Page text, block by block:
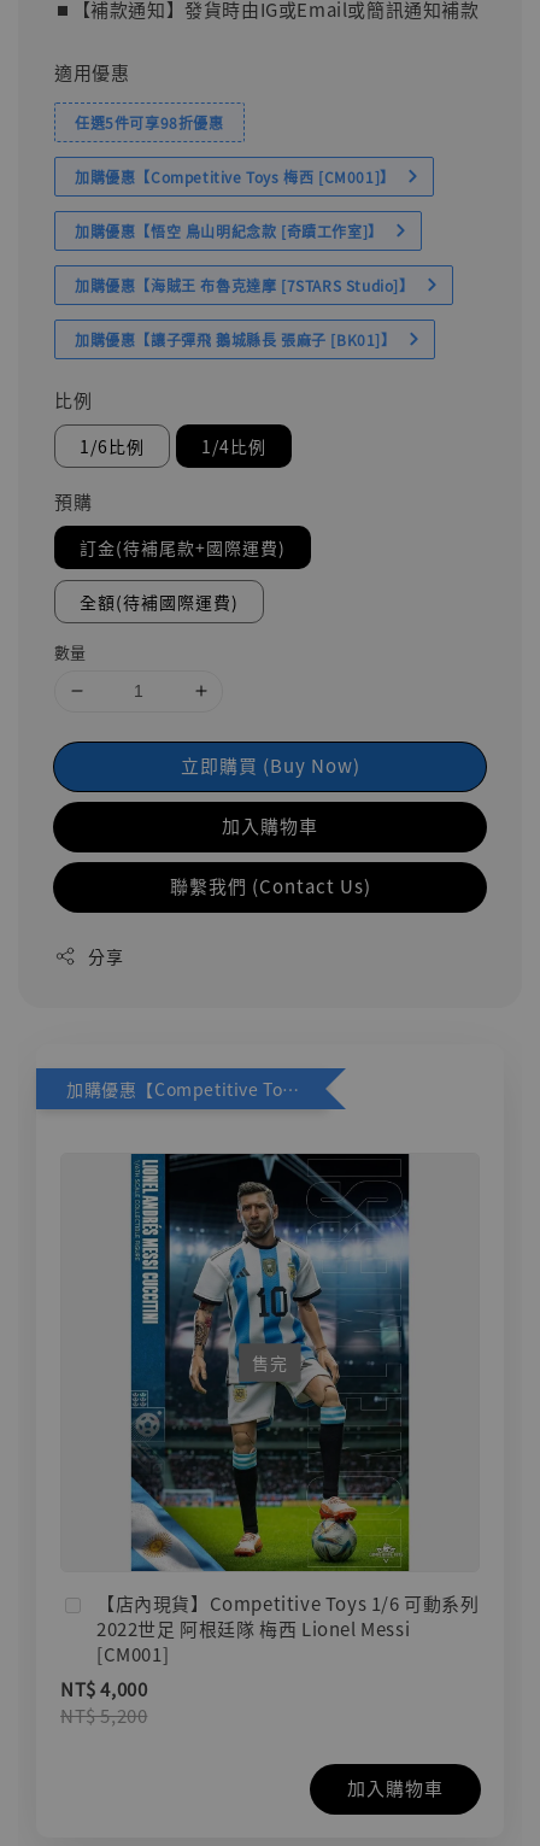
⏹︎【補款通知】發貨時由IG或Email或簡訊通知補款
適用優惠
任選5件可享98折優惠
加購優惠【Competitive Toys 梅西 [CM001]】
加購優惠【悟空 鳥山明紀念款 [奇蹟工作室]】
加購優惠【海賊王 布魯克達摩 [7STARS Studio]】
加購優惠【讓子彈飛 鵝城縣長 張麻子 [BK01]】
比例
1/6比例 1/4比例
預購
訂金(待補尾款+國際運費)
全額(待補國際運費)
數量
立即購買 (Buy Now)
加入購物車
聯繫我們 (Contact Us)
分享
加購優惠【Competitive Toys 梅西 [CM001]】
售完
【店內現貨】Competitive Toys 1/6 可動系列
2022世足 阿根廷隊 梅西 Lionel Messi
[CM001]
NT$ 4,000
NT$ 5,200
加入購物車